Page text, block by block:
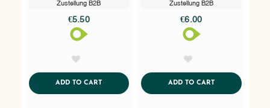
Zustellung B2B
€5.50
ADD TO CARTADDTOCART
Zustellung B2B
€6.00
ADD TO CARTADDTOCART